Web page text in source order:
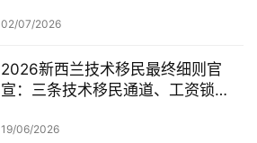
02/07/2026
2026新西兰技术移民最终细则官
宣：三条技术移民通道、工资锁
查一次梳理
19/06/2026